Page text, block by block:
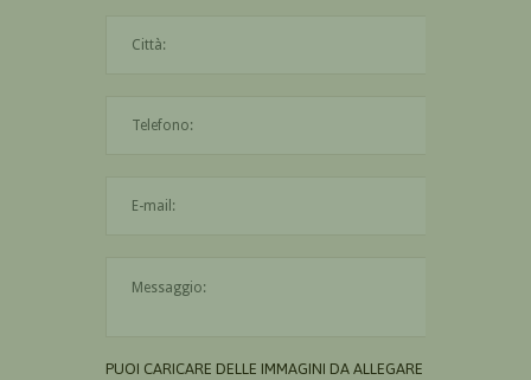
PUOI CARICARE DELLE IMMAGINI DA ALLEGARE AL